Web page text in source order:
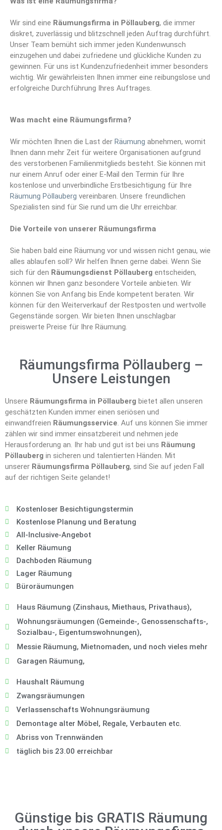
Wir sind eine Räumungsfirma in Pöllauberg, die immer
diskret, zuverlässig und blitzschnell jeden Auftrag durchführt.
Unser Team bemüht sich immer jeden Kundenwunsch
einzugehen und dabei zufriedene und glückliche Kunden zu
gewinnen. Für uns ist Kundenzufriedenheit immer besonders
wichtig. Wir gewährleisten Ihnen immer eine reibungslose und
erfolgreiche Durchführung Ihres Auftrages.
Was macht eine Räumungsfirma?
Wir möchten Ihnen die Last der Räumung abnehmen, womit
Ihnen dann mehr Zeit für weitere Organisationen aufgrund
des verstorbenen Familienmitglieds besteht. Sie können mit
nur einem Anruf oder einer E-Mail den Termin für Ihre
kostenlose und unverbindliche Erstbesichtigung für Ihre
Räumung Pöllauberg vereinbaren. Unsere freundlichen
Spezialisten sind für Sie rund um die Uhr erreichbar.
Die Vorteile von unserer Räumungsfirma
Sie haben bald eine Räumung vor und wissen nicht genau, wie
alles ablaufen soll? Wir helfen Ihnen gerne dabei. Wenn Sie
sich für den Räumungsdienst Pöllauberg entscheiden,
können wir Ihnen ganz besondere Vorteile anbieten. Wir
können Sie von Anfang bis Ende kompetent beraten. Wir
können für den Weiterverkauf der Restposten und wertvolle
Gegenstände sorgen. Wir bieten Ihnen unschlagbar
preiswerte Preise für Ihre Räumung.
Räumungsfirma Pöllauberg –
Unsere Leistungen
Unsere Räumungsfirma in Pöllauberg bietet allen unseren
geschätzten Kunden immer einen seriösen und
einwandfreien Räumungsservice. Auf uns können Sie immer
zählen wir sind immer einsatzbereit und nehmen jede
Herausforderung an. Ihr hab und gut ist bei uns Räumung
Pöllauberg in sicheren und talentierten Händen. Mit
unserer Räumungsfirma Pöllauberg, sind Sie auf jeden Fall
auf der richtigen Seite gelandet!
Kostenloser Besichtigungstermin
Kostenlose Planung und Beratung
All-Inclusive-Angebot
Keller Räumung
Dachboden Räumung
Lager Räumung
Büroräumungen
Haus Räumung (Zinshaus, Miethaus, Privathaus),
Wohnungsräumungen (Gemeinde-, Genossenschafts-,
Sozialbau-, Eigentumswohnungen),
Messie Räumung, Mietnomaden, und noch vieles mehr
Garagen Räumung,
Haushalt Räumung
Zwangsräumungen
Verlassenschafts Wohnungsräumung
Demontage alter Möbel, Regale, Verbauten etc.
Abriss von Trennwänden
täglich bis 23.00 erreichbar
Günstige bis GRATIS Räumung